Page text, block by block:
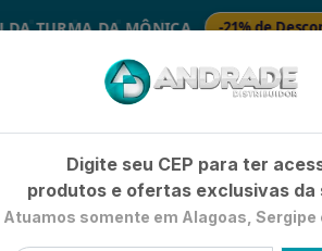
DA MÔNICA -21% de Desconto
Já é cliente? - Entrar
Digite seu CEP para ter
produtos e ofertas exclusivas da
Atuamos somente em Alagoas, Sergipe